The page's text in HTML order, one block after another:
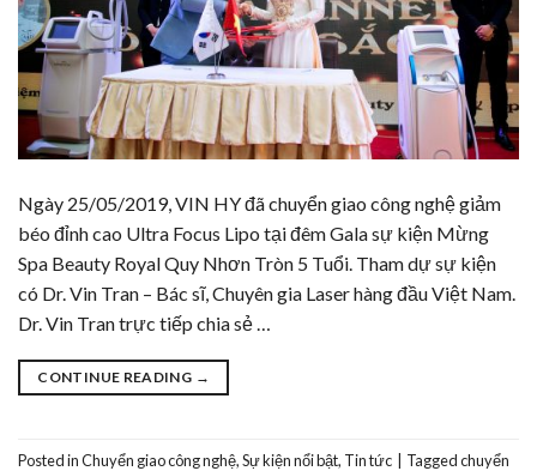
Ngày 25/05/2019, VIN HY đã chuyển giao công nghệ giảm
béo đỉnh cao Ultra Focus Lipo tại đêm Gala sự kiện Mừng
Spa Beauty Royal Quy Nhơn Tròn 5 Tuổi. Tham dự sự kiện
có Dr. Vin Tran – Bác sĩ, Chuyên gia Laser hàng đầu Việt Nam.
Dr. Vin Tran trực tiếp chia sẻ …
CONTINUE READING →
Posted inChuyển giao công nghệ,Sự kiện nổi bật, Tin tức Taggedchuyển